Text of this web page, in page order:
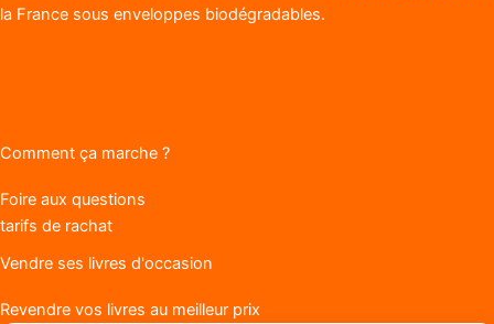
la France sous enveloppes biodégradables.
Comment ça marche ?
Foire aux questions
tarifs de rachat
Vendre ses livres d'occasion
Revendre vos livres au meilleur prix